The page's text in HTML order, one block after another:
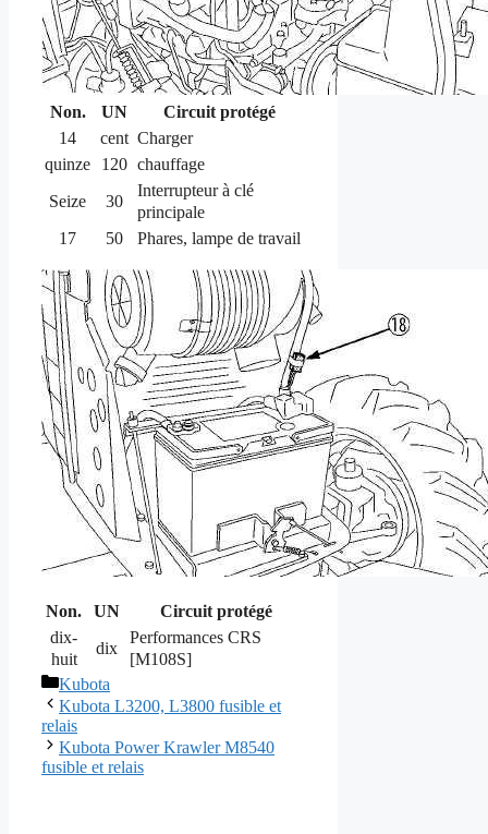
Non. UN
Circuit protégé
14
cent Charger
quinze
120 chauffage
Seize
30
Interrupteur à clé
principale
17
50 Phares, lampe de travail
Non. UN
Circuit protégé
dix-
huit
dix
Performances CRS
[M108S]
Catégories
Kubota
Kubota L3200, L3800 fusible et
relais
Kubota Power Krawler M8540
fusible et relais